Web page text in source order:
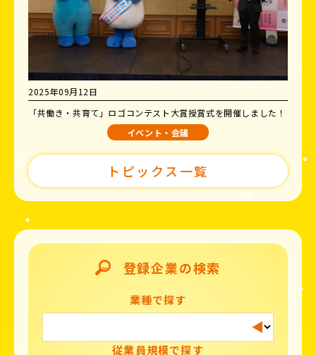
2025年09月12日
「共働き・共育て」ロゴコンテスト大賞授賞式を開催しました！
イベント・会議
トピックス一覧
登録企業の検索
業種で探す
従業員規模で探す